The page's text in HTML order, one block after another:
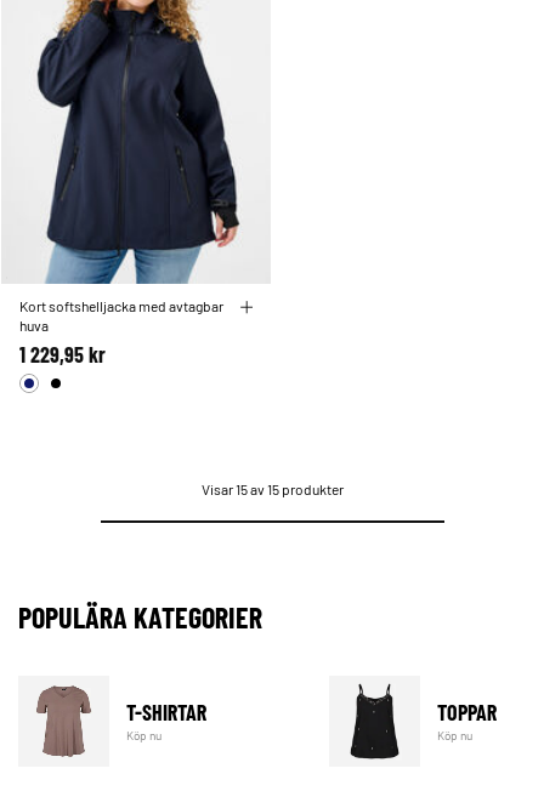
Kort softshelljacka med avtagbar
huva
1 229,95 kr
Visar 15 av 15 produkter
POPULÄRA KATEGORIER
T-SHIRTAR
Köp nu
TOPPAR
Köp nu